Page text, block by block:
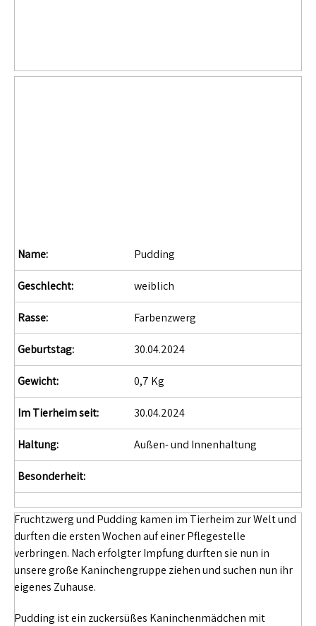
Name: Pudding
Geschlecht: weiblich
Rasse: Farbenzwerg
Geburtstag: 30.04.2024
Gewicht: 0,7 Kg
Im Tierheim seit: 30.04.2024
Haltung: Außen- und Innenhaltung
Besonderheit:
Fruchtzwerg und Pudding kamen im Tierheim zur Welt und
durften die ersten Wochen auf einer Pflegestelle
verbringen. Nach erfolgter Impfung durften sie nun in
unsere große Kaninchengruppe ziehen und suchen nun ihr
eigenes Zuhause.
Pudding ist ein zuckersüßes Kaninchenmädchen mit